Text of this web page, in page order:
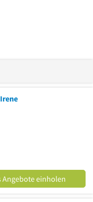
Angebote einholen